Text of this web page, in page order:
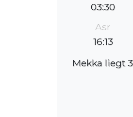
03:30
Asr
16:13
Mekka liegt